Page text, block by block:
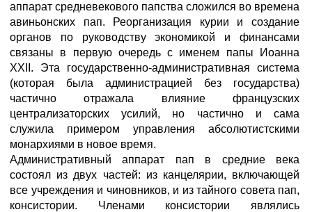
аппарат средневекового папства сложился во времена
авиньонских пап. Реорганизация курии и создание
органов по руководству экономикой и финансами
связаны в первую очередь с именем папы Иоанна
XXII. Эта государственно-административная система
(которая была администрацией без государства)
частично отражала влияние французских
централизаторских усилий, но частично и сама
служила примером управления абсолютистскими
монархиями в новое время.
Административный аппарат пап в средние века
состоял из двух частей: из канцелярии, включающей
все учреждения и чиновников, и из тайного совета пап,
консистории. Членами консистории являлись